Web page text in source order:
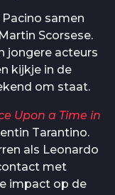
samen
Scorsese.
jongere acteurs
kijkje in de
om staat.
Upon a Time in
Tarantino.
als Leonardo
met
impact op de